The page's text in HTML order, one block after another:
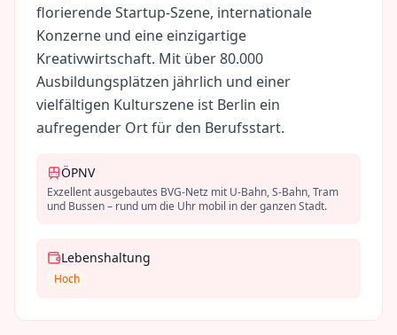
florierende Startup-Szene, internationale
Konzerne und eine einzigartige
Kreativwirtschaft. Mit über 80.000
Ausbildungsplätzen jährlich und einer
vielfältigen Kulturszene ist Berlin ein
aufregender Ort für den Berufsstart.
ÖPNV
Exzellent ausgebautes BVG-Netz mit U-Bahn, S-Bahn, Tram
und Bussen – rund um die Uhr mobil in der ganzen Stadt.
Lebenshaltung
Hoch